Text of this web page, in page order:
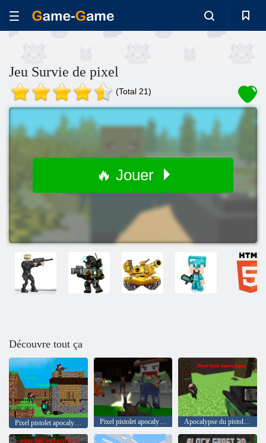
Jeu Survie de pixel
(Total 21)
🔥 Jouer
Découvre tout ça
Pixel pistolet apocalypse 3 Pixel pistolet apocalypse 6 Apocalypse du pistolet pixel